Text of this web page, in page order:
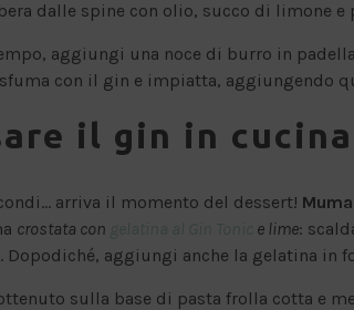
dalle spine con olio, succo di limone
aggiungi una noce di burro in
con il gin e impiatta, aggiungendo
il gin in
arriva il momento del dessert! Muma
crostata con e lime:
Dopodiché, aggiungi anche la gelatina in
sulla base di pasta frolla cotta e